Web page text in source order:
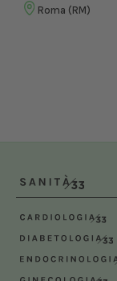
Roma (RM)